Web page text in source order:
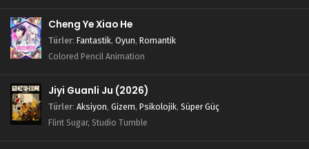
Cheng Ye Xiao He
Türler: Fantastik, Oyun, Romantik
Colored Pencil Animation
Jiyi Guanli Ju (2026)
Türler: Aksiyon, Gizem, Psikolojik, Süper Güç
Flint Sugar, Studio Tumble